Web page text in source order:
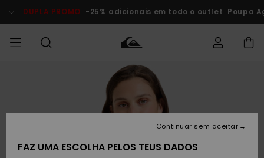
do
DUPLA PROMO -25% adicionais em todo o outlet Poupa
Roupas
MENINO
Roupas
MULHER
Shop
chegados
Surf Shop
Homem
Crianças
Artigos
Neve
Homem
Artigos
Outlet
Homem
Criança
Acede à tua
encomenda
Devoluções
FAZ UMA ESCOLHA PELOS TEUS DADOS
Continuar sem aceitar